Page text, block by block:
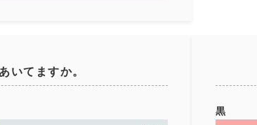
いてますか。
黒